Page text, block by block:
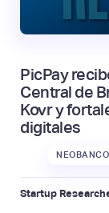
PicPay
Central de
Kovr y
digitales
Startup